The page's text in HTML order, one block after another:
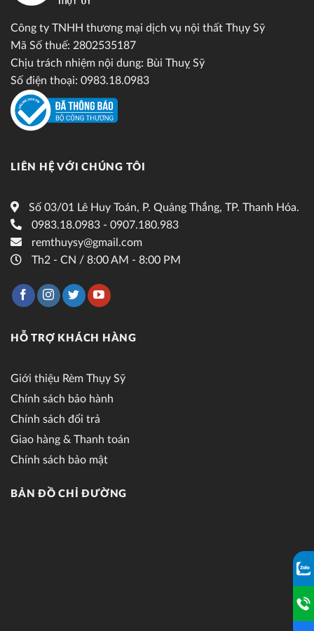
Công ty TNHH thương mại dịch vụ nội thất Thụy Sỹ
Mã Số thuế: 2802535187
Chịu trách nhiệm nội dung: Bùi Thuỵ Sỹ
Số điện thoại: 0983.18.0983
LIÊN HỆ VỚI CHÚNG TÔI
Số 03/01 Lê Huy Toán, P. Quảng Thắng, TP. Thanh Hóa.
0983.18.0983 - 0907.180.983
remthuysy@gmail.com
Th2 - CN / 8:00 AM - 8:00 PM
HỖ TRỢ KHÁCH HÀNG
Giới thiệu Rèm Thụy Sỹ
Chính sách bảo hành
Chính sách đổi trả
Giao hàng & Thanh toán
Chính sách bảo mật
BẢN ĐỒ CHỈ ĐƯỜNG